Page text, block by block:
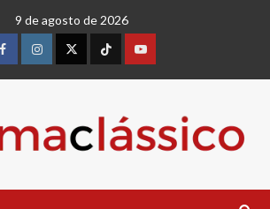
9 de agosto de 2026
FacebookinstagramtwitterTiktokyoutube